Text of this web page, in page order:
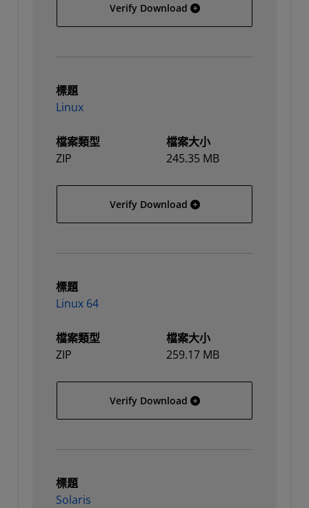
Verify Download Windows 64
標題
Linux
檔案類型
ZIP
檔案大小
245.35 MB
Verify Download Linux
標題
Linux 64
檔案類型
ZIP
檔案大小
259.17 MB
Verify Download Linux 64
標題
Solaris